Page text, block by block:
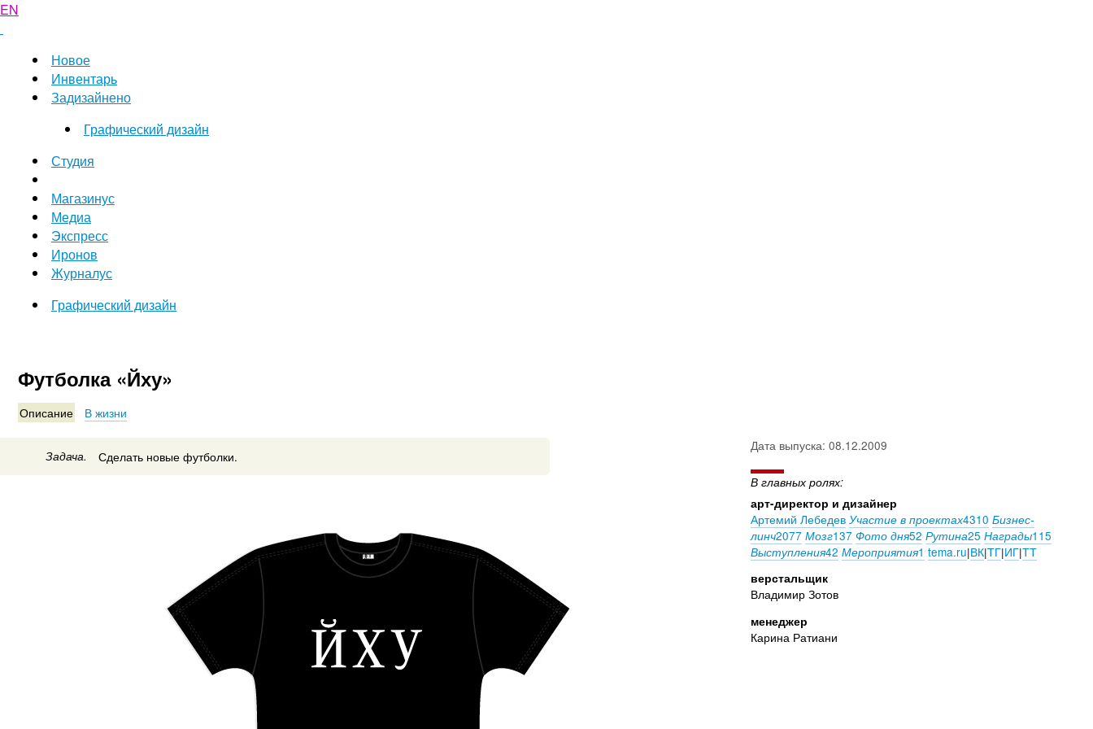
EN
Новое
Инвентарь
Задизайнено
Графический дизайн
Студия
Магазинус
Медиа
Экспресс
Иронов
Журналус
Графический дизайн
Футболка «Йху»
Описание В жизни
Задача. Сделать новые футболки.
Дата выпуска: 08.12.2009
В главных ролях:
арт-директор и дизайнер
Артемий Лебедев Участие в проектах4310 Бизнес-
линч2077 Мозг137 Фото дня52 Рутина25 Награды115
Выступления42 Мероприятия1 tema.ru|ВК|ТГ|ИГ|ТТ
верстальщик
Владимир Зотов
менеджер
Карина Ратиани